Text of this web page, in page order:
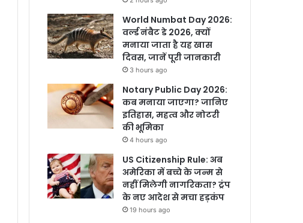
World Numbat Day 2026:
वर्ल्ड नंबैट डे 2026, क्यों
मनाया जाता है यह खास
दिवस, जानें पूरी जानकारी
3 hours ago
Notary Public Day 2026:
कब मनाया जाएगा? जानिए
इतिहास, महत्व और नोटरी
की भूमिका
4 hours ago
US Citizenship Rule: अब
अमेरिका में बच्चे के जन्म से
नहीं मिलेगी नागरिकता? ट्रंप
के नए आदेश से मचा हड़कंप
19 hours ago